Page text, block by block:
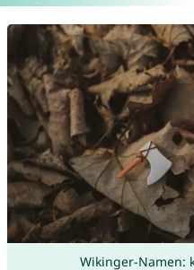
Wikinger-Namen: